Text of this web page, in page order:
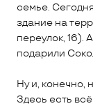
семье.
здание на
переулок, 16).
подарили
Ну и, конечно,
Здесь есть